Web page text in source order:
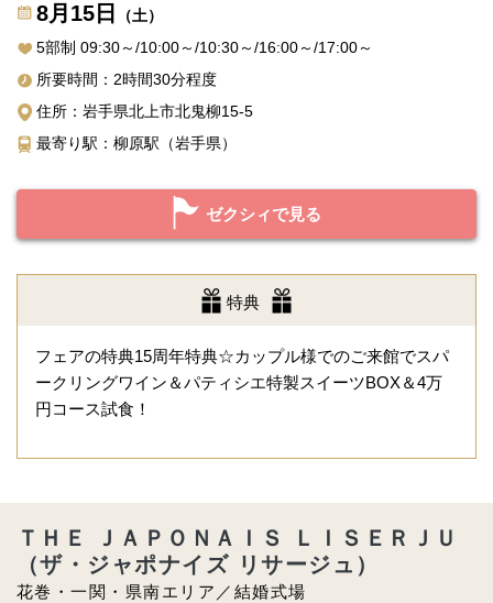
8月15日
（土）
5部制 09:30～/10:00～/10:30～/16:00～/17:00～
所要時間：2時間30分程度
住所：岩手県北上市北鬼柳15-5
最寄り駅：柳原駅（岩手県）
ゼクシィで見る
特典
フェアの特典15周年特典☆カップル様でのご来館でスパ
ークリングワイン＆パティシエ特製スイーツBOX＆4万
円コース試食！
花巻・一関・県南エリア／結婚式場
ＴＨＥ ＪＡＰＯＮＡＩＳ ＬＩＳＥＲＪＵ
（ザ・ジャポナイズ リサージュ）